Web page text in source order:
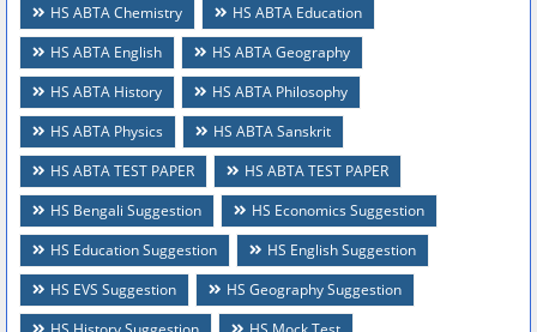
HS ABTA Chemistry
HS ABTA Education
HS ABTA English
HS ABTA Geography
HS ABTA History
HS ABTA Philosophy
HS ABTA Physics
HS ABTA Sanskrit
HS ABTA TEST PAPER
HS ABTA TEST PAPER
HS Bengali Suggestion
HS Economics Suggestion
HS Education Suggestion
HS English Suggestion
HS EVS Suggestion
HS Geography Suggestion